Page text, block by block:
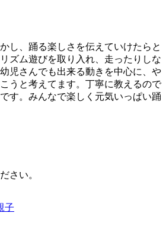
し、踊る楽しさを伝えていけたらと
ズム遊びを取り入れ、走ったりしな
児さんでも出来る動きを中心に、や
うと考えてます。丁寧に教えるので
す。みんなで楽しく元気いっぱい踊
さい。
子